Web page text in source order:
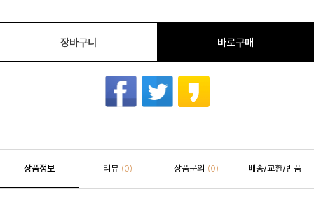
장바구니 바로구매
상품정보 리뷰 (0) 상품문의 (0) 배송/교환/반품